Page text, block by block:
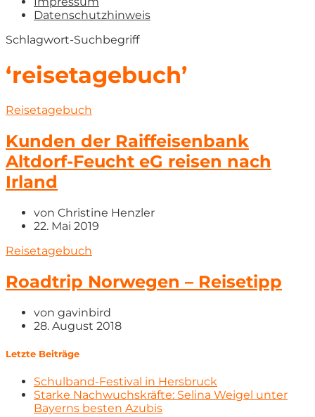
Datenschutzhinweis
Schlagwort-Suchbegriff
‘reisetagebuch’
Reisetagebuch
Kunden der Raiffeisenbank
Altdorf-Feucht eG reisen nach
Irland
von Christine Henzler
22. Mai 2019
Reisetagebuch
Roadtrip Norwegen – Reisetipp
von gavinbird
28. August 2018
Letzte Beiträge
Schulband-Festival in Hersbruck
Starke Nachwuchskräfte: Selina Weigel unter
Bayerns besten Azubis